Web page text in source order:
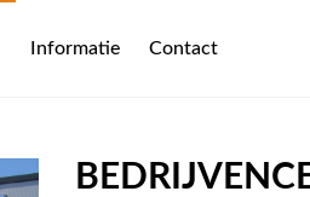
Informatie Contact